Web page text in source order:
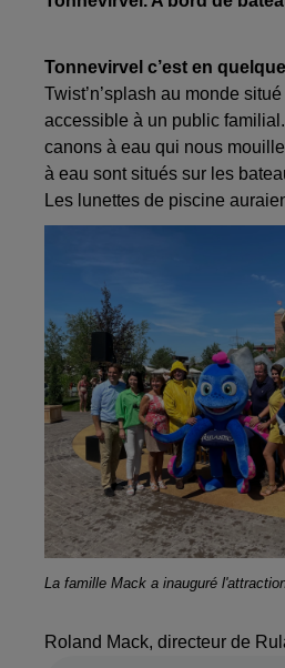
Tonnevirvel c’est en
Twist’n’splash au monde
accessible à un public
canons à eau qui nous
à eau sont situés sur les
Les lunettes de piscine
La famille Mack a inauguré
Roland Mack, directeur de